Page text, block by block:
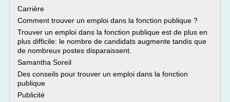
Carrière
Comment trouver un emploi dans la fonction publique ?
Trouver un emploi dans la fonction publique est de plus en
plus difficile: le nombre de candidats augmente tandis que
de nombreux postes disparaissent.
Samantha Soreil
Des conseils pour trouver un emploi dans la fonction
publique
Publicité